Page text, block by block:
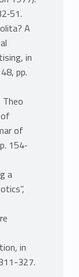
A
in
pp.
Theo
of
154‐
a
in
327.